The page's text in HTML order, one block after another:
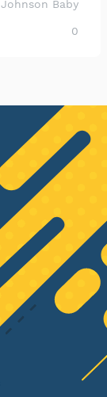
Johnson Baby
0